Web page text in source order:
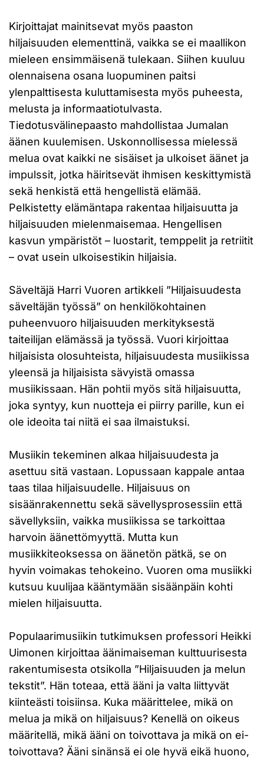
Kirjoittajat mainitsevat myös paaston
hiljaisuuden elementtinä, vaikka se ei maallikon
mieleen ensimmäisenä tulekaan. Siihen kuuluu
olennaisena osana luopuminen paitsi
ylenpalttisesta kuluttamisesta myös puheesta,
melusta ja informaatiotulvasta.
Tiedotusvälinepaasto mahdollistaa Jumalan
äänen kuulemisen. Uskonnollisessa mielessä
melua ovat kaikki ne sisäiset ja ulkoiset äänet ja
impulssit, jotka häiritsevät ihmisen keskittymistä
sekä henkistä että hengellistä elämää.
Pelkistetty elämäntapa rakentaa hiljaisuutta ja
hiljaisuuden mielenmaisemaa. Hengellisen
kasvun ympäristöt – luostarit, temppelit ja retriitit
– ovat usein ulkoisestikin hiljaisia.
Säveltäjä Harri Vuoren artikkeli ”Hiljaisuudesta
säveltäjän työssä” on henkilökohtainen
puheenvuoro hiljaisuuden merkityksestä
taiteilijan elämässä ja työssä. Vuori kirjoittaa
hiljaisista olosuhteista, hiljaisuudesta musiikissa
yleensä ja hiljaisista sävyistä omassa
musiikissaan. Hän pohtii myös sitä hiljaisuutta,
joka syntyy, kun nuotteja ei piirry parille, kun ei
ole ideoita tai niitä ei saa ilmaistuksi.
Musiikin tekeminen alkaa hiljaisuudesta ja
asettuu sitä vastaan. Lopussaan kappale antaa
taas tilaa hiljaisuudelle. Hiljaisuus on
sisäänrakennettu sekä sävellysprosessiin että
sävellyksiin, vaikka musiikissa se tarkoittaa
harvoin äänettömyyttä. Mutta kun
musiikkiteoksessa on äänetön pätkä, se on
hyvin voimakas tehokeino. Vuoren oma musiikki
kutsuu kuulijaa kääntymään sisäänpäin kohti
mielen hiljaisuutta.
Populaarimusiikin tutkimuksen professori Heikki
Uimonen kirjoittaa äänimaiseman kulttuurisesta
rakentumisesta otsikolla ”Hiljaisuuden ja melun
tekstit”. Hän toteaa, että ääni ja valta liittyvät
kiinteästi toisiinsa. Kuka määrittelee, mikä on
melua ja mikä on hiljaisuus? Kenellä on oikeus
määritellä, mikä ääni on toivottava ja mikä on ei-
toivottava? Ääni sinänsä ei ole hyvä eikä huono,